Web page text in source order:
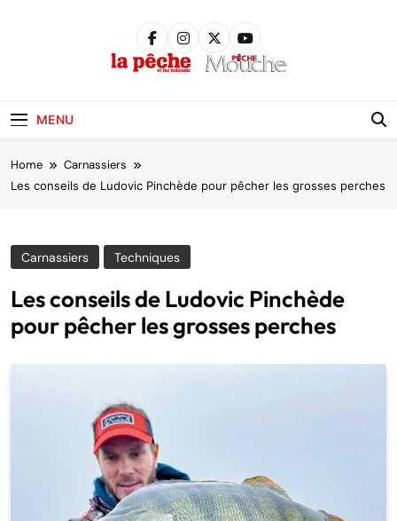
MENU
Home Carnassiers
Les conseils de Ludovic Pinchède pour pêcher les grosses perches
Carnassiers Techniques
Les conseils de Ludovic Pinchède
pour pêcher les grosses perches